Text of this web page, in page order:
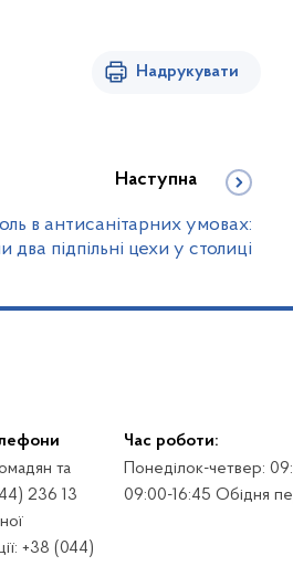
Надрукувати
Наступна
в антисанітарних умовах:
два підпільні цехи у столиці
та
236 13
+38 (044)
Час роботи:
Понеділок-четвер:
09:00-16:45 Обідня